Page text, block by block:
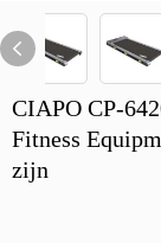
CIAPO CP-
Fitness
zijn